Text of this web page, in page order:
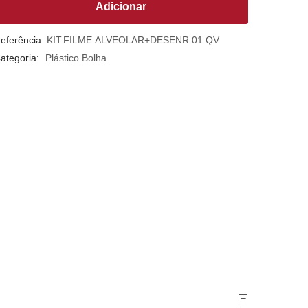
Adicionar
KIT.FILME.ALVEOLAR+DESENR.01.QV
Plástico Bolha